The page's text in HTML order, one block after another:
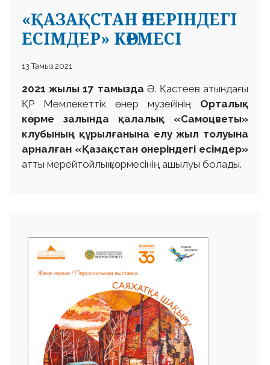
«ҚАЗАҚСТАН ӨНЕРІНДЕГІ
ЕСІМДЕР» КӨРМЕСІ
13 Тамыз 2021
2021 жылы 17 тамызда Ә. Қастеев атындағы
ҚР Мемлекеттік өнер музейінің Орталық
көрме залында қалалық «Самоцветы»
клубының құрылғанына елу жыл толуына
арналған «Қазақстан өнеріндегі есімдер»
атты мерейтойлық көрмесінің ашылуы болады.